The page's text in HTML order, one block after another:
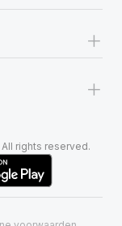
+
+
rights reserved.